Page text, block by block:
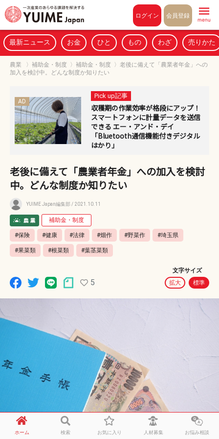
ログイン 会員登録
menu
最新ニュース お金 ひと もの わざ 売りかた
農業 〉 補助金・制度 〉 補助金・制度 〉 老後に備えて「農業者年金」への
加入を検討中。どんな制度か知りたい
AD
Pick up記事
収穫期の作業効率が格段にアップ！
スマートフォンに計量データを送信
できる エー・アンド・デイ
「Bluetooth通信機能付きデジタル
はかり」
老後に備えて「農業者年金」への加入を検討
中。どんな制度か知りたい
YUIME Japan編集部 / 2021.10.11
補助金・制度
#保険 #健康 #法律 #畑作 #野菜作 #埼玉県
#果菜類 #根菜類 #葉茎菜類
5
文字サイズ
拡大
標準
ホーム 検索 お気に入り 人材募集 お悩み相談